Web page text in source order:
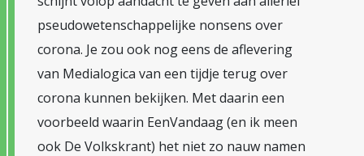
pseudowetenschappelijke nonsens over
corona. Je zou ook nog eens de aflevering
van Medialogica van een tijdje terug over
corona kunnen bekijken. Met daarin een
voorbeeld waarin EenVandaag (en ik meen
ook De Volkskrant) het niet zo nauw namen